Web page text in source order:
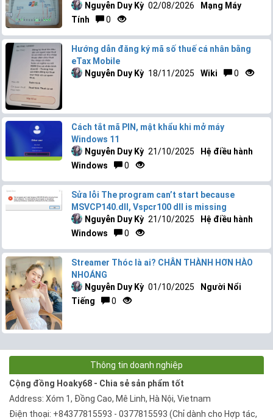
Nguyễn Duy Kỳ 02/08/2026
Mạng Máy
Tính
0
Hướng dẫn đăng ký mã số thuế cá nhân bằng
eTax Mobile
Nguyễn Duy Kỳ 18/11/2025 Wiki 0
Cách tắt mã PIN, mật khẩu khi mở máy
Windows 11
Nguyễn Duy Kỳ 21/10/2025
Hệ điều hành
Windows
0
Sửa lỗi The program can’t start because
MSVCP140.dll, Vspcr100 dll is missing
Nguyễn Duy Kỳ 21/10/2025
Hệ điều hành
Windows
0
Streamer Thóc là ai? CHÂN THÀNH HƠN HÀO
NHOÁNG
Nguyễn Duy Kỳ 01/10/2025
Người Nổi
Tiếng
0
Thông tin doanh nghiệp
Cộng đồng Hoaky68 - Chia sẻ sản phẩm tốt
Address: Xóm 1, Đồng Cao, Mê Linh, Hà Nội, Vietnam
Điện thoại: +84377815593 - 0377815593 (Chỉ dành cho Hợp tác,